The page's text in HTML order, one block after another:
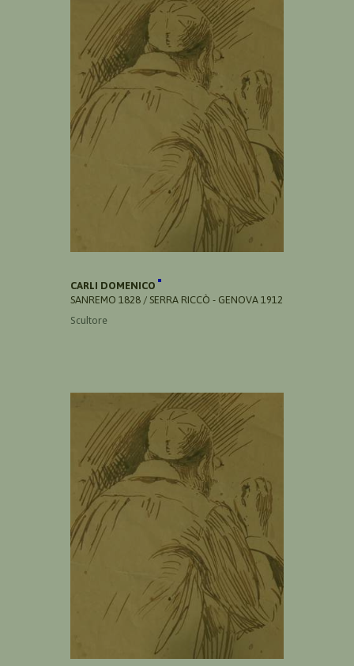
CARLI DOMENICO
SANREMO 1828 / SERRA RICCÒ - GENOVA 1912
Scultore